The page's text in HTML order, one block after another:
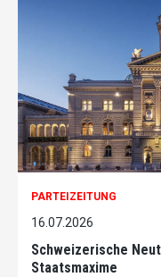
PARTEIZEITUNG
16.07.2026
Schweizerische
Staatsmaxime